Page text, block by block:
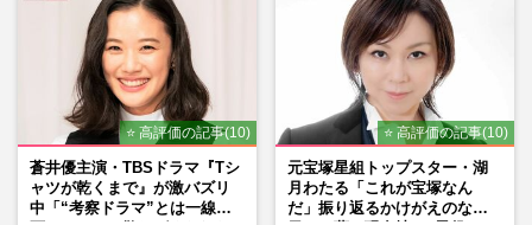
⭐ 高評価の記事(10)
蒼井優主演・TBSドラマ『Tシ
ャツが乾くまで』が激バズリ
中「“考察ドラマ”とは一線を
⭐ 高評価の記事(10)
元宝塚星組トップスター・湖
月わたる「これが宝塚なん
だ」振り返るかけがえのない